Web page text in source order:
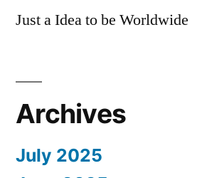
Just a Idea to be Worldwide
Archives
July 2025